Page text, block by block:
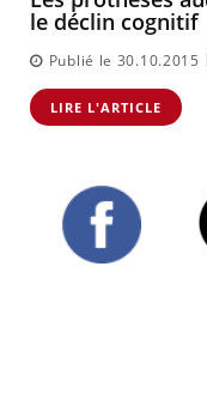
le déclin cognitif
Publié le 30.10.2015
LIRE L'ARTICLE